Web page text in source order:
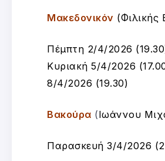
Μακεδονικόν (Φιλικής
Πέμπτη 2/4/2026
Κυριακή 5/4/2026
8/4/2026 (19.30)
Βακούρα (Ιωάννου
Παρασκευή 3/4/2026